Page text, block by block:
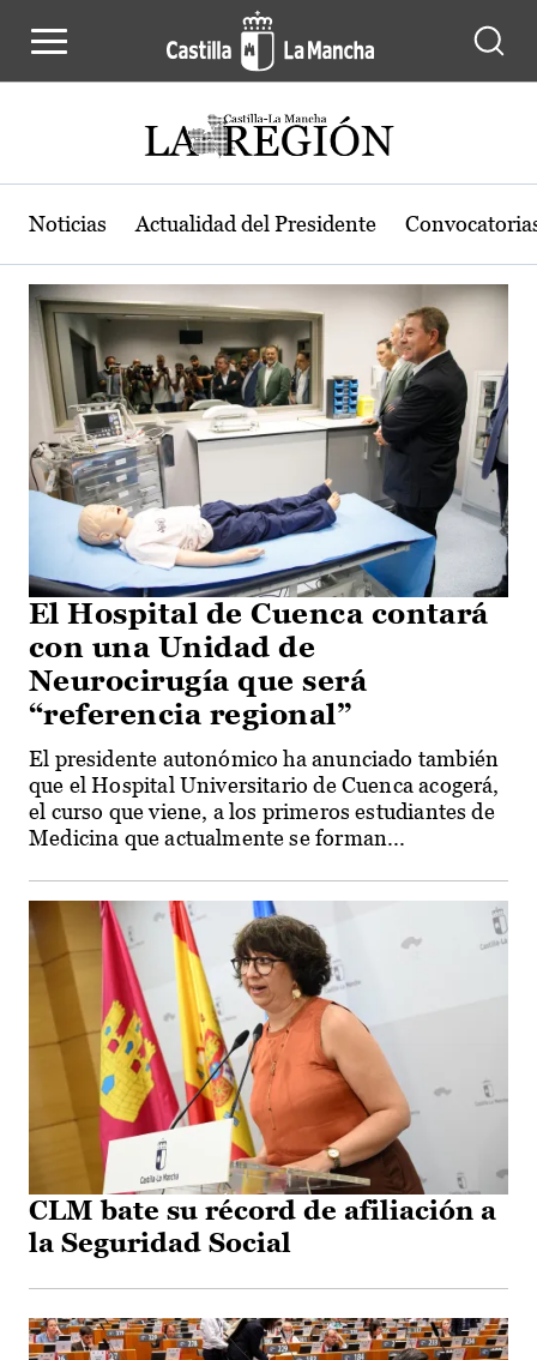
Actualidad de la región de Castilla-
Noticias Actualidad del Presidente
El Hospital de Cuenca contará
con una Unidad de
Neurocirugía que será
“referencia regional”
El presidente autonómico ha anunciado también
que el Hospital Universitario de Cuenca acogerá,
el curso que viene, a los primeros estudiantes de
Medicina que actualmente se forman...
CLM bate su récord de afiliación a
la Seguridad Social